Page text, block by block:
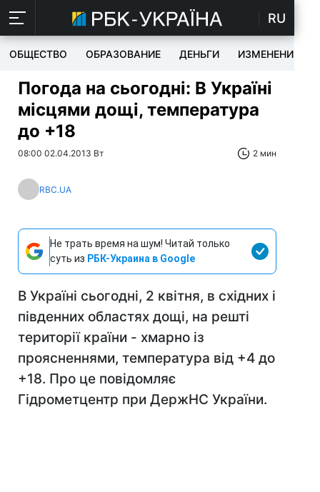
RU
ОБЩЕСТВО ОБРАЗОВАНИЕ ДЕНЬГИ ИЗМЕНЕНИЯ
Погода на сьогодні: В Україні
місцями дощі, температура
до +18
08:00 02.04.2013 Вт 2 мин
RBC.UA
Не трать время на шум! Читай только
суть из РБК-Украина в Google
В Україні сьогодні, 2 квітня, в східних і
південних областях дощі, на решті
території країни - хмарно із
проясненнями, температура від +4 до
+18. Про це повідомляє
Гідрометцентр при ДержНС України.